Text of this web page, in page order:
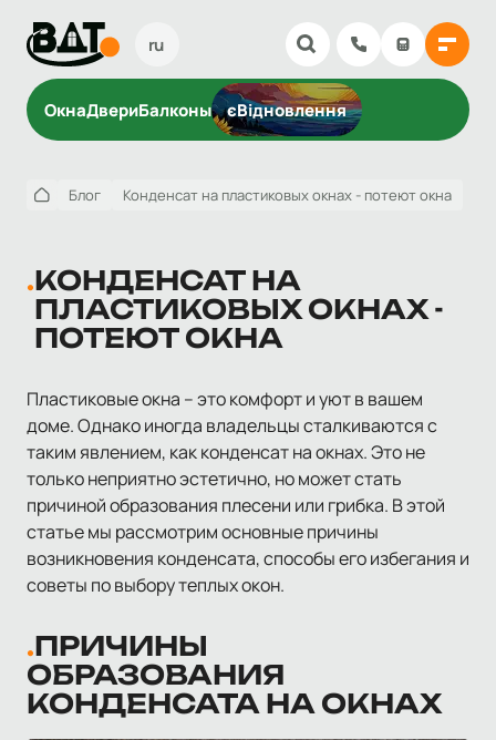
ru
ОкнаДвериБалконы єВідновлення
Блог Конденсат на пластиковых окнах - потеют окна
КОНДЕНСАТ НА
ПЛАСТИКОВЫХ ОКНАХ -
ПОТЕЮТ ОКНА
Пластиковые окна – это комфорт и уют в вашем
доме. Однако иногда владельцы сталкиваются с
таким явлением, как конденсат на окнах. Это не
только неприятно эстетично, но может стать
причиной образования плесени или грибка. В этой
статье мы рассмотрим основные причины
возникновения конденсата, способы его избегания и
советы по выбору теплых окон.
ПРИЧИНЫ
ОБРАЗОВАНИЯ
КОНДЕНСАТА НА ОКНАХ